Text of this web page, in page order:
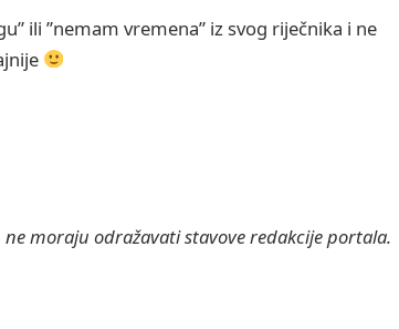
ili ”nemam vremena” iz svog riječnika i ne
moraju odražavati stavove redakcije portala.